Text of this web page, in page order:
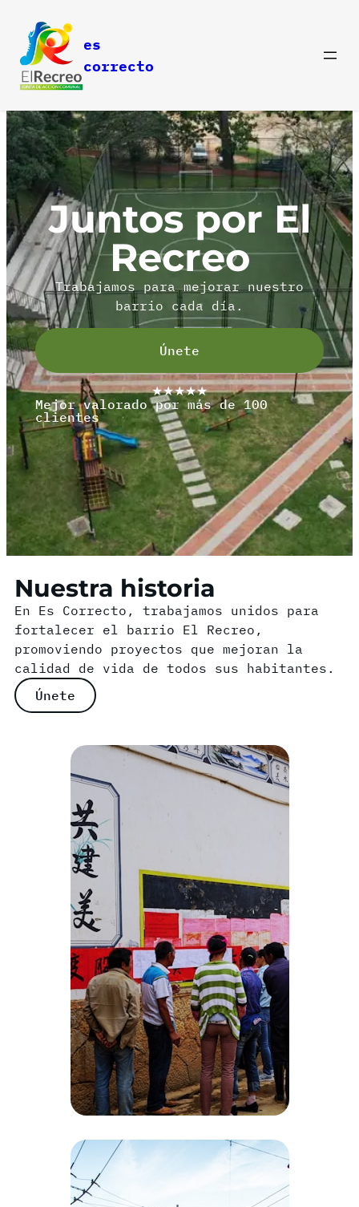
es
correcto
Juntos por El
Recreo
Trabajamos para mejorar nuestro
barrio cada día.
Únete
★★★★★
Mejor valorado por más de 100
clientes
Nuestra historia
En Es Correcto, trabajamos unidos para
fortalecer el barrio El Recreo,
promoviendo proyectos que mejoran la
calidad de vida de todos sus habitantes.
Únete